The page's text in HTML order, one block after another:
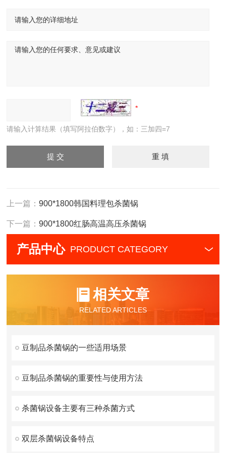
请输入计算结果（填写阿拉伯数字），如：三加四=7
上一篇：900*1800韩国料理包杀菌锅
下一篇：900*1800红肠高温高压杀菌锅
产品中心 PRODUCT CATEGORY
相关文章
RELATED ARTICLES
豆制品杀菌锅的一些适用场景
豆制品杀菌锅的重要性与使用方法
杀菌锅设备主要有三种杀菌方式
双层杀菌锅设备特点